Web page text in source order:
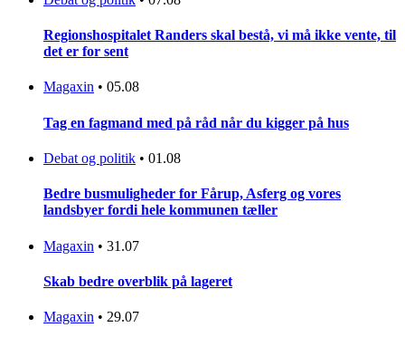
Regionshospitalet Randers skal bestå, vi må ikke vente, til
det er for sent
Magaxin • 05.08
Tag en fagmand med på råd når du kigger på hus
Debat og politik • 01.08
Bedre busmuligheder for Fårup, Asferg og vores
landsbyer fordi hele kommunen tæller
Magaxin • 31.07
Skab bedre overblik på lageret
Magaxin • 29.07